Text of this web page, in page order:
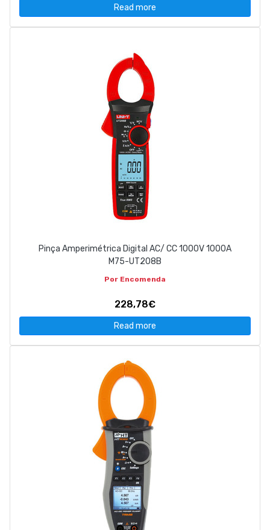
Read more
Pinça Amperimétrica Digital AC/ CC 1000V 1000A
M75-UT208B
Por Encomenda
228,78€
Read more